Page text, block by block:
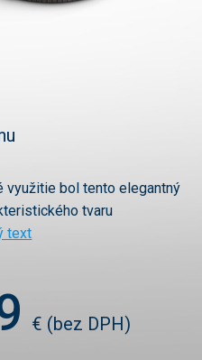
využitie bol tento elegantný
tvaru
text
€ (bez DPH)